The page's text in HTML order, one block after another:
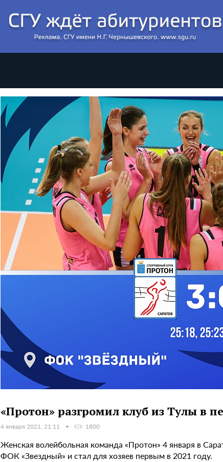
«Протон» разгромил клуб из Тулы в
4 января 2021, 21:11 1800
Женская волейбольная команда «Протон» 4 января в
ФОК «Звездный» и стал для хозяев первым в 2021 году.